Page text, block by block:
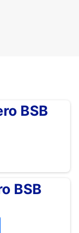
BSB
BSB